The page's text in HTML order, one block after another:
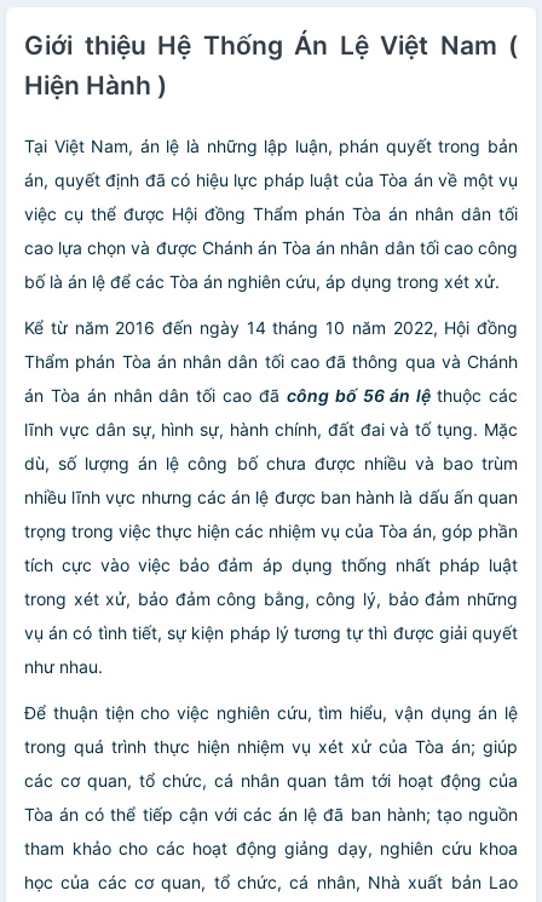
Giới thiệu Hệ Thống Án Lệ Việt Nam (
Hiện Hành )
Tại Việt Nam, án lệ là những lập luận, phán quyết trong bản
án, quyết định đã có hiệu lực pháp luật của Tòa án về một vụ
việc cụ thể được Hội đồng Thẩm phán Tòa án nhân dân tối
cao lựa chọn và được Chánh án Tòa án nhân dân tối cao công
bố là án lệ để các Tòa án nghiên cứu, áp dụng trong xét xử.
Kể từ năm 2016 đến ngày 14 tháng 10 năm 2022, Hội đồng
Thẩm phán Tòa án nhân dân tối cao đã thông qua và Chánh
án Tòa án nhân dân tối cao đã công bố 56 án lệthuộc các
lĩnh vực dân sự, hình sự, hành chính, đất đai và tố tụng. Mặc
dù, số lượng án lệ công bố chưa được nhiều và bao trùm
nhiều lĩnh vực nhưng các án lệ được ban hành là dấu ấn quan
trọng trong việc thực hiện các nhiệm vụ của Tòa án, góp phần
tích cực vào việc bảo đảm áp dụng thống nhất pháp luật
trong xét xử, bảo đảm công bằng, công lý, bảo đảm những
vụ án có tình tiết, sự kiện pháp lý tương tự thì được giải quyết
như nhau.
Để thuận tiện cho việc nghiên cứu, tìm hiểu, vận dụng án lệ
trong quá trình thực hiện nhiệm vụ xét xử của Tòa án; giúp
các cơ quan, tổ chức, cá nhân quan tâm tới hoạt động của
Tòa án có thể tiếp cận với các án lệ đã ban hành; tạo nguồn
tham khảo cho các hoạt động giảng dạy, nghiên cứu khoa
học của các cơ quan, tổ chức, cá nhân, Nhà xuất bản Lao